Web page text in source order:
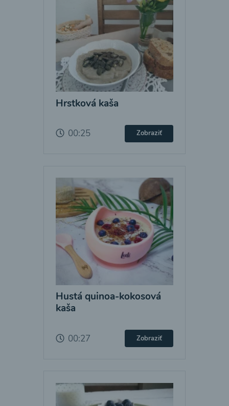
Hrstková kaša
00:25 Zobraziť
Hustá quinoa-kokosová
kaša
00:27 Zobraziť